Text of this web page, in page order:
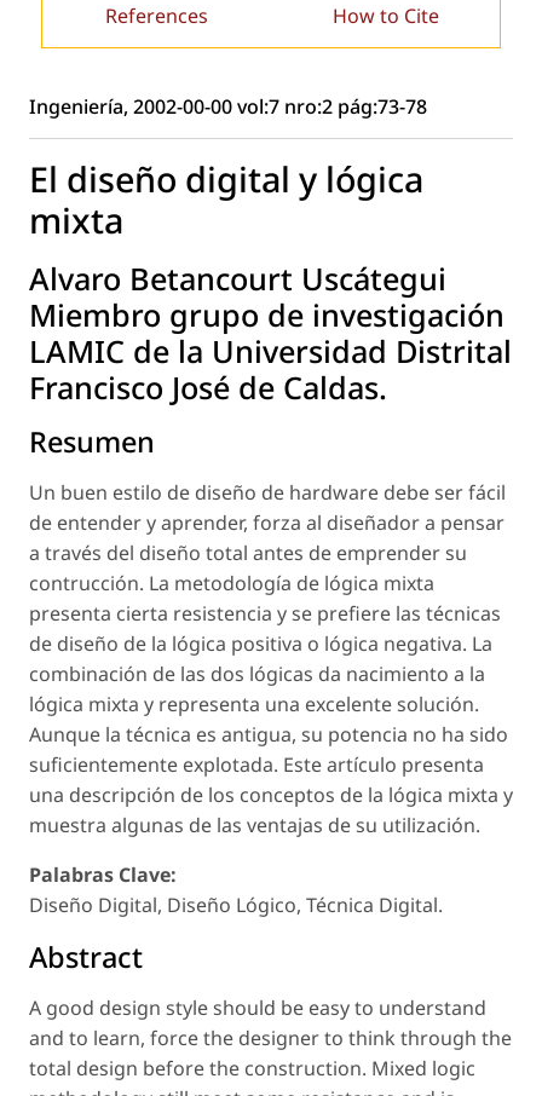
References How to Cite
Ingeniería, 2002-00-00 vol:7 nro:2 pág:73-78
El diseño digital y lógica
mixta
Alvaro Betancourt Uscátegui
Miembro grupo de investigación
LAMIC de la Universidad Distrital
Francisco José de Caldas.
Resumen
Un buen estilo de diseño de hardware debe ser fácil
de entender y aprender, forza al diseñador a pensar
a través del diseño total antes de emprender su
contrucción. La metodología de lógica mixta
presenta cierta resistencia y se prefiere las técnicas
de diseño de la lógica positiva o lógica negativa. La
combinación de las dos lógicas da nacimiento a la
lógica mixta y representa una excelente solución.
Aunque la técnica es antigua, su potencia no ha sido
suficientemente explotada. Este artículo presenta
una descripción de los conceptos de la lógica mixta y
muestra algunas de las ventajas de su utilización.
Palabras Clave:
Diseño Digital, Diseño Lógico, Técnica Digital.
Abstract
A good design style should be easy to understand
and to learn, force the designer to think through the
total design before the construction. Mixed logic